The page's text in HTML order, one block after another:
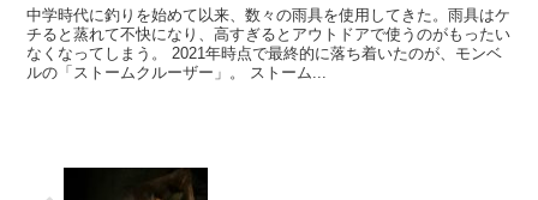
中学時代に釣りを始めて以来、数々の雨具を使用してきた。雨具はケ
チると蒸れて不快になり、高すぎるとアウトドアで使うのがもったい
なくなってしまう。 2021年時点で最終的に落ち着いたのが、モンベ
ルの「ストームクルーザー」。 ストーム...